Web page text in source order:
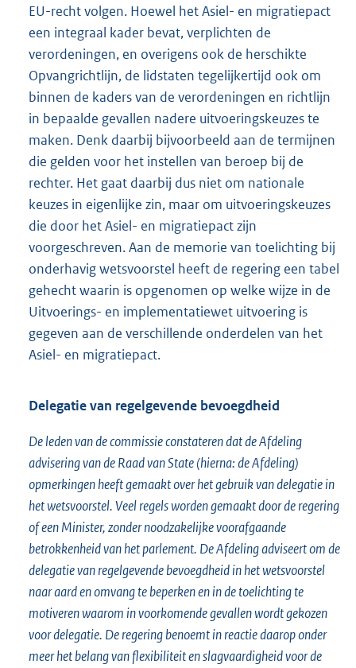
EU-recht volgen. Hoewel het Asiel- en migratiepact
een integraal kader bevat, verplichten de
verordeningen, en overigens ook de herschikte
Opvangrichtlijn, de lidstaten tegelijkertijd ook om
binnen de kaders van de verordeningen en richtlijn
in bepaalde gevallen nadere uitvoeringskeuzes te
maken. Denk daarbij bijvoorbeeld aan de termijnen
die gelden voor het instellen van beroep bij de
rechter. Het gaat daarbij dus niet om nationale
keuzes in eigenlijke zin, maar om uitvoeringskeuzes
die door het Asiel- en migratiepact zijn
voorgeschreven. Aan de memorie van toelichting bij
onderhavig wetsvoorstel heeft de regering een tabel
gehecht waarin is opgenomen op welke wijze in de
Uitvoerings- en implementatiewet uitvoering is
gegeven aan de verschillende onderdelen van het
Asiel- en migratiepact.
Delegatie van regelgevende bevoegdheid
De leden van de commissie constateren dat de Afdeling
advisering van de Raad van State (hierna: de Afdeling)
opmerkingen heeft gemaakt over het gebruik van delegatie in
het wetsvoorstel. Veel regels worden gemaakt door de regering
of een Minister, zonder noodzakelijke voorafgaande
betrokkenheid van het parlement. De Afdeling adviseert om de
delegatie van regelgevende bevoegdheid in het wetsvoorstel
naar aard en omvang te beperken en in de toelichting te
motiveren waarom in voorkomende gevallen wordt gekozen
voor delegatie. De regering benoemt in reactie daarop onder
meer het belang van flexibiliteit en slagvaardigheid voor de